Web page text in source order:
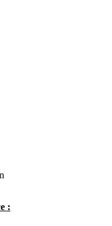
: